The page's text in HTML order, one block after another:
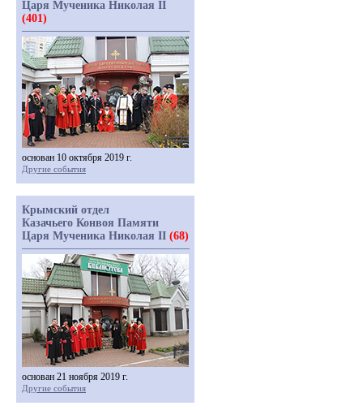
Царя Мученика Николая II
(401)
основан 10 октября 2019 г.
Другие события
Крымский отдел
Казачьего Конвоя Памяти
Царя Мученика Николая II (68)
основан 21 ноября 2019 г.
Другие события